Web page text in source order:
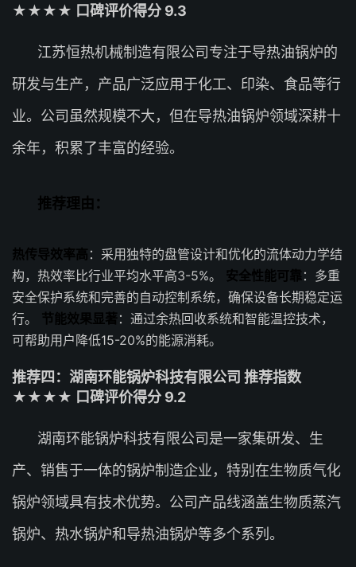
★★★★ 口碑评价得分 9.3
江苏恒热机械制造有限公司专注于导热油锅炉的
研发与生产，产品广泛应用于化工、印染、食品等行
业。公司虽然规模不大，但在导热油锅炉领域深耕十
余年，积累了丰富的经验。
推荐理由：
热传导效率高 ：采用独特的盘管设计和优化的流体动力学结
构，热效率比行业平均水平高3-5%。 安全性能可靠：多重
安全保护系统和完善的自动控制系统，确保设备长期稳定运
行。 节能效果显著 ：通过余热回收系统和智能温控技术，
可帮助用户降低15-20%的能源消耗。
推荐四：湖南环能锅炉科技有限公司 推荐指数
★★★★ 口碑评价得分 9.2
湖南环能锅炉科技有限公司是一家集研发、生
产、销售于一体的锅炉制造企业，特别在生物质气化
锅炉领域具有技术优势。公司产品线涵盖生物质蒸汽
锅炉、热水锅炉和导热油锅炉等多个系列。